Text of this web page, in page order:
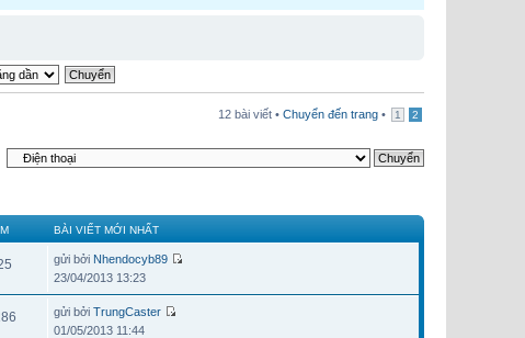
12 bài viết • Chuyển đến trang • 1 2
BÀI VIẾT MỚI NHẤT
gửi bởi Nhendocyb89
23/04/2013 13:23
gửi bởi TrungCaster
01/05/2013 11:44